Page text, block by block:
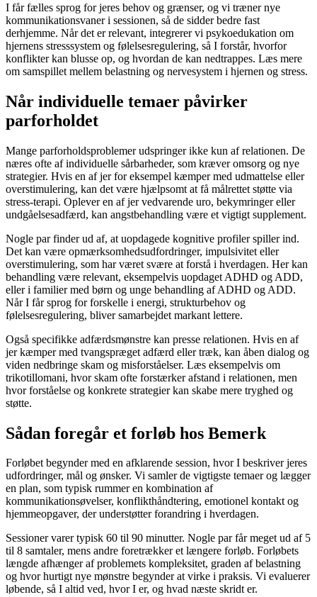
I får fælles sprog for jeres behov og grænser, og vi træner nye
kommunikationsvaner i sessionen, så de sidder bedre fast
derhjemme. Når det er relevant, integrerer vi psykoedukation om
hjernens stresssystem og følelsesregulering, så I forstår, hvorfor
konflikter kan blusse op, og hvordan de kan nedtrappes. Læs mere
om samspillet mellem belastning og nervesystem i hjernen og stress.
Når individuelle temaer påvirker
parforholdet
Mange parforholdsproblemer udspringer ikke kun af relationen. De
næres ofte af individuelle sårbarheder, som kræver omsorg og nye
strategier. Hvis en af jer for eksempel kæmper med udmattelse eller
overstimulering, kan det være hjælpsomt at få målrettet støtte via
stress-terapi. Oplever en af jer vedvarende uro, bekymringer eller
undgåelsesadfærd, kan angstbehandling være et vigtigt supplement.
Nogle par finder ud af, at uopdagede kognitive profiler spiller ind.
Det kan være opmærksomhedsudfordringer, impulsivitet eller
overstimulering, som har været svære at forstå i hverdagen. Her kan
behandling være relevant, eksempelvis uopdaget ADHD og ADD,
eller i familier med børn og unge behandling af ADHD og ADD.
Når I får sprog for forskelle i energi, strukturbehov og
følelsesregulering, bliver samarbejdet markant lettere.
Også specifikke adfærdsmønstre kan presse relationen. Hvis en af
jer kæmper med tvangspræget adfærd eller træk, kan åben dialog og
viden nedbringe skam og misforståelser. Læs eksempelvis om
trikotillomani, hvor skam ofte forstærker afstand i relationen, men
hvor forståelse og konkrete strategier kan skabe mere tryghed og
støtte.
Sådan foregår et forløb hos Bemerk
Forløbet begynder med en afklarende session, hvor I beskriver jeres
udfordringer, mål og ønsker. Vi samler de vigtigste temaer og lægger
en plan, som typisk rummer en kombination af
kommunikationsøvelser, konflikthåndtering, emotionel kontakt og
hjemmeopgaver, der understøtter forandring i hverdagen.
Sessioner varer typisk 60 til 90 minutter. Nogle par får meget ud af 5
til 8 samtaler, mens andre foretrækker et længere forløb. Forløbets
længde afhænger af problemets kompleksitet, graden af belastning
og hvor hurtigt nye mønstre begynder at virke i praksis. Vi evaluerer
løbende, så I altid ved, hvor I er, og hvad næste skridt er.